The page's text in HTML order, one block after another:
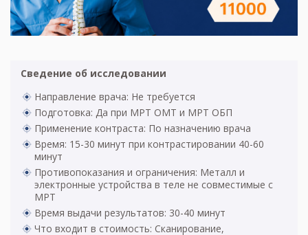
Сведение об исследовании
Направление врача: Не требуется
Подготовка: Да при МРТ ОМТ и МРТ ОБП
Применение контраста: По назначению врача
Время: 15-30 минут при контрастировании 40-60
минут
Противопоказания и ограничения: Металл и
электронные устройства в теле не совместимые с
МРТ
Время выдачи результатов: 30-40 минут
Что входит в стоимость: Сканирование,